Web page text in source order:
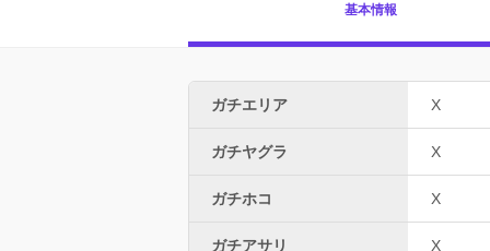
基本情報
ガチエリア X
ガチヤグラ X
ガチホコ X
ガチアサリ X